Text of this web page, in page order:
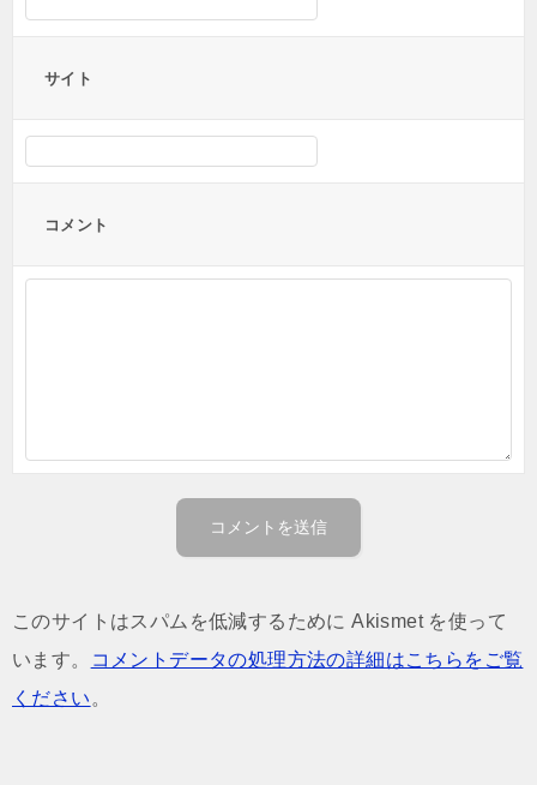
サイト
コメント
このサイトはスパムを低減するために Akismet を使って
います。
コメントデータの処理方法の詳細はこちらをご覧
ください 。